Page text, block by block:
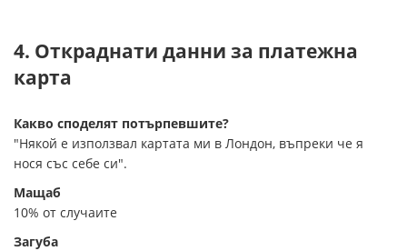
4. Откраднати данни за платежна
карта
Какво споделят потърпевшите?
"Някой е използвал картата ми в Лондон, въпреки че я
нося със себе си".
Мащаб
10% от случаите
Загуба